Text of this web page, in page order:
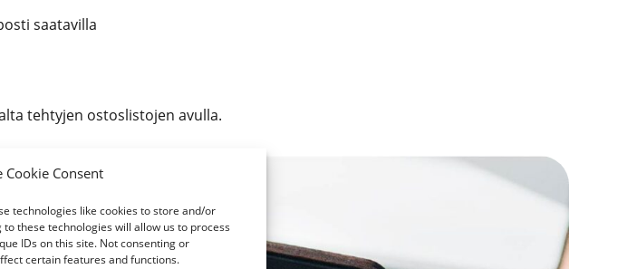
Cookie Consent
technologies like cookies to store and/or
these technologies will allow us to process
IDs on this site. Not consenting or
certain features and functions.
saatavilla
tehtyjen ostoslistojen avulla.